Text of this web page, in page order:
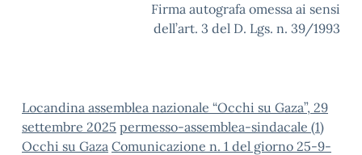
Firma autografa omessa ai sensi
dell’art. 3 del D. Lgs. n. 39/1993
Locandina assemblea nazionale “Occhi su Gaza”, 29
settembre 2025 permesso-assemblea-sindacale (1)
Occhi su Gaza Comunicazione n. 1 del giorno 25-9-